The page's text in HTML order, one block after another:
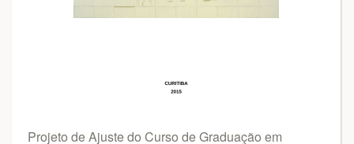
Projeto de Ajuste do Curso de Graduação em